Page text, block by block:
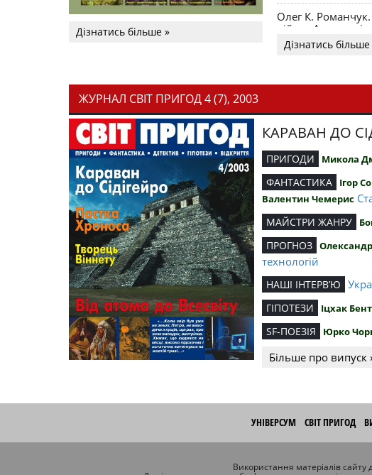
Дізнатись більше »
Олег К.
війни. Акценти і
Дізнатись більше
ЖУРНАЛ СВІТ ПРИГОД 4 (7), 2003
КАРАВАН ДО
ПРИГОДИ Микола
ФАНТАСТИКА Ігор
Валентин Чемерис
МАЙСТРИ ЖАНРУ
ПРОГНОЗ
технологій
НАШІ ІНТЕРВ’Ю
ГІПОТЕЗИ Іцхак
SF-ПОЕЗІЯ Юрко
Більше про випуск
УНІВЕРСУМ СВІТ ПРИГОД
Використання матеріалів